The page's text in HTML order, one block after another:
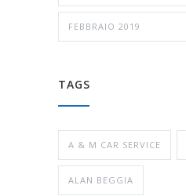
FEBBRAIO 2019
TAGS
A & M CAR SERVICE
ALAN BEGGIA